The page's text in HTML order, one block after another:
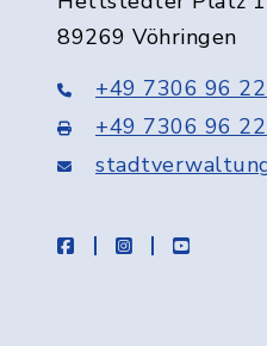
89269 Vöhringen
+49 7306 96
+49 7306 96
facebookinstagramyoutube